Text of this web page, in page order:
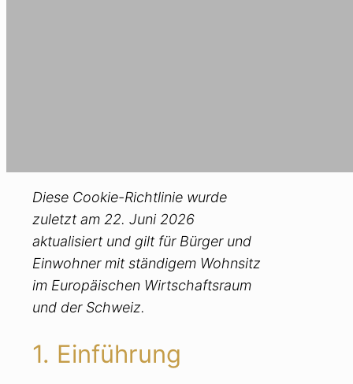
Diese Cookie-Richtlinie wurde
zuletzt am 22. Juni 2026
aktualisiert und gilt für Bürger und
Einwohner mit ständigem Wohnsitz
im Europäischen Wirtschaftsraum
und der Schweiz.
1. Einführung